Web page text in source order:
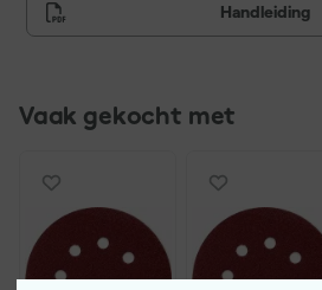
Handleiding
Vaak gekocht met